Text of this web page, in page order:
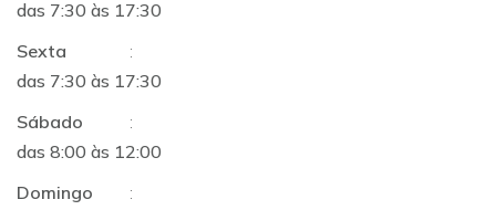
das 7:30 às 17:30
Sexta
:
das 7:30 às 17:30
Sábado
:
das 8:00 às 12:00
Domingo
: